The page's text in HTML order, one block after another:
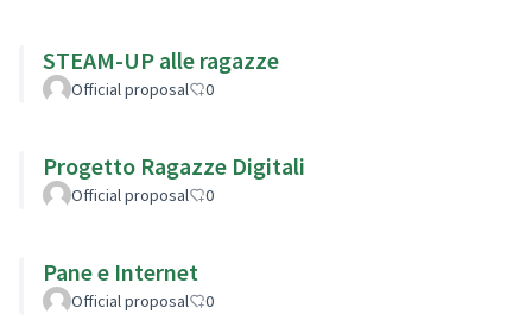
STEAM-UP alle ragazze
Official proposal 0
Progetto Ragazze Digitali
Official proposal 0
Pane e Internet
Official proposal 0